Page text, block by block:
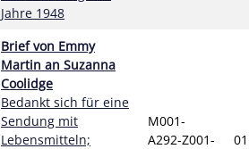
Jahre 1948
Brief von Emmy
Martin an Suzanna
Coolidge
Bedankt sich für eine
Sendung mit
Lebensmitteln;
M001-
A292-Z001-